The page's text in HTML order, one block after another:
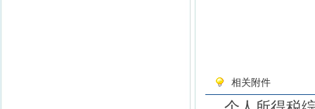
相关附件